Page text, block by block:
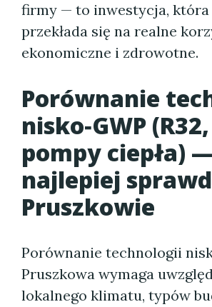
firmy — to inwestycja, która
przekłada się na realne
ekonomiczne i zdrowotne.
Porównanie
nisko‑GWP
pompy ciepła)
najlepiej
Pruszkowie
Porównanie technologii
Pruszkowa wymaga
lokalnego klimatu, typów